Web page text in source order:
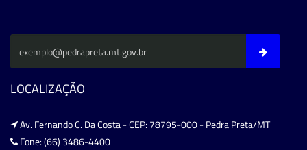
LOCALIZAÇÃO
Av. Fernando C. Da Costa - CEP: 78795-000 - Pedra Preta/MT
Fone: (66) 3486-4400